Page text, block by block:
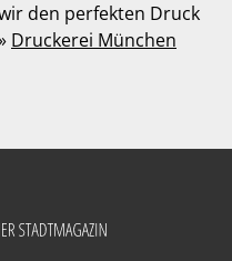
den perfekten Druck
Druckerei München